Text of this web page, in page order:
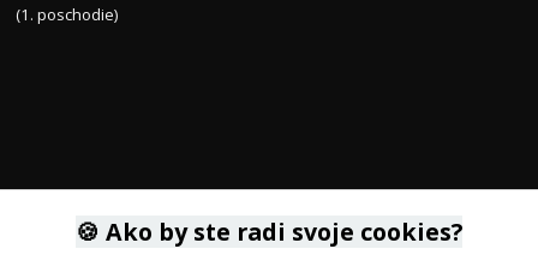
(1. poschodie)
KONTAKTY
🍪 Ako by ste radi svoje cookies?